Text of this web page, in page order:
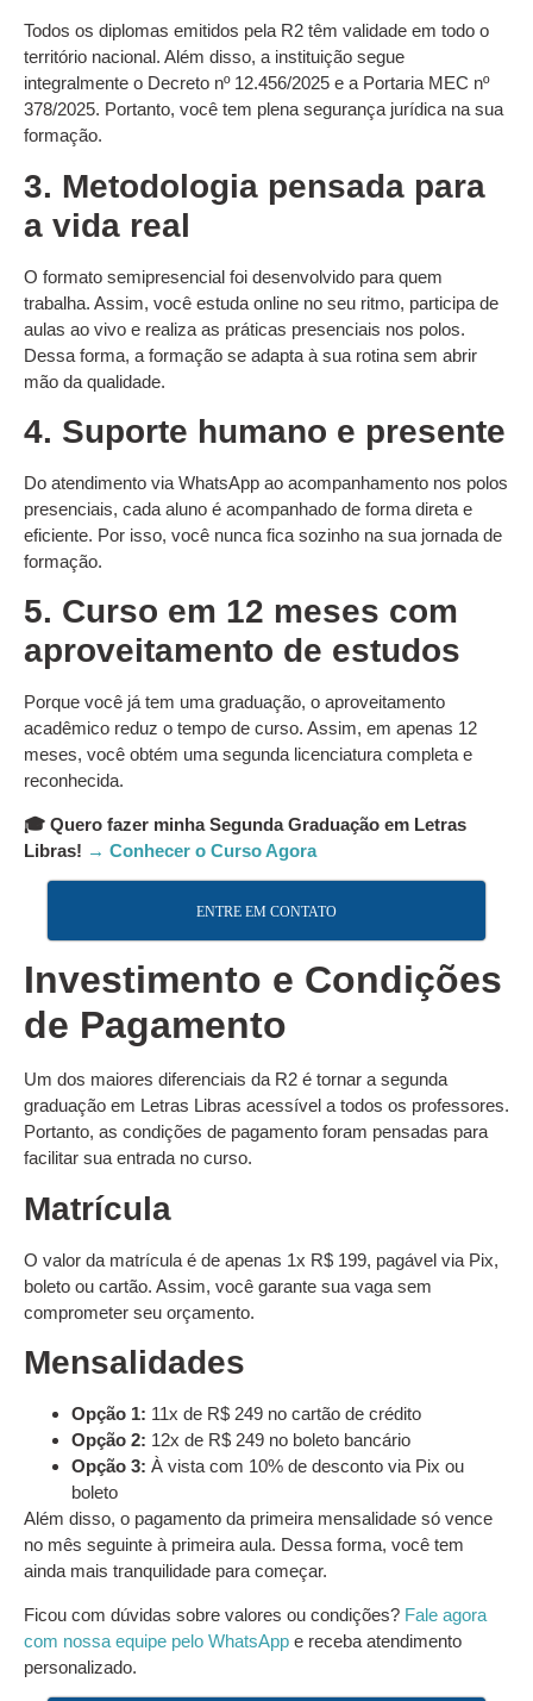
Todos os diplomas emitidos pela R2 têm validade em todo o
território nacional. Além disso, a instituição segue
integralmente o Decreto nº 12.456/2025 e a Portaria MEC nº
378/2025. Portanto, você tem plena segurança jurídica na sua
formação.
3. Metodologia pensada para
a vida real
O formato semipresencial foi desenvolvido para quem
trabalha. Assim, você estuda online no seu ritmo, participa de
aulas ao vivo e realiza as práticas presenciais nos polos.
Dessa forma, a formação se adapta à sua rotina sem abrir
mão da qualidade.
4. Suporte humano e presente
Do atendimento via WhatsApp ao acompanhamento nos polos
presenciais, cada aluno é acompanhado de forma direta e
eficiente. Por isso, você nunca fica sozinho na sua jornada de
formação.
5. Curso em 12 meses com
aproveitamento de estudos
Porque você já tem uma graduação, o aproveitamento
acadêmico reduz o tempo de curso. Assim, em apenas 12
meses, você obtém uma segunda licenciatura completa e
reconhecida.
🎓 Quero fazer minha Segunda Graduação em Letras
Libras! → Conhecer o Curso Agora
ENTRE EM CONTATO
Investimento e Condições
de Pagamento
Um dos maiores diferenciais da R2 é tornar a segunda
graduação em Letras Libras acessível a todos os professores.
Portanto, as condições de pagamento foram pensadas para
facilitar sua entrada no curso.
Matrícula
O valor da matrícula é de apenas 1x R$ 199, pagável via Pix,
boleto ou cartão. Assim, você garante sua vaga sem
comprometer seu orçamento.
Mensalidades
Opção 1: 11x de R$ 249 no cartão de crédito
Opção 2: 12x de R$ 249 no boleto bancário
Opção 3: À vista com 10% de desconto via Pix ou
boleto
Além disso, o pagamento da primeira mensalidade só vence
no mês seguinte à primeira aula. Dessa forma, você tem
ainda mais tranquilidade para começar.
Ficou com dúvidas sobre valores ou condições? Fale agora
com nossa equipe pelo WhatsApp e receba atendimento
personalizado.